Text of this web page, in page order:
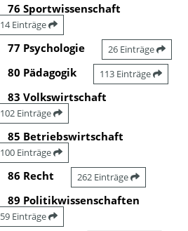
76 Sportwissenschaft
14 Einträge
77 Psychologie 26 Einträge
80 Pädagogik 113 Einträge
83 Volkswirtschaft
102 Einträge
85 Betriebswirtschaft
100 Einträge
86 Recht 262 Einträge
89 Politikwissenschaften
59 Einträge